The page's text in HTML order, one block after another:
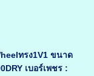
ทรง1V1 ขนาด
เบอร์เพชร :